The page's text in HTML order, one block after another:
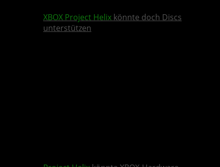
XBOX Project Helix könnte doch Discs
unterstützen